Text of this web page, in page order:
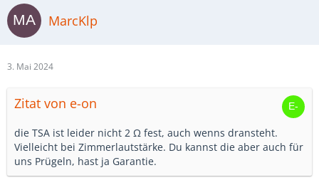
MarcKlp
3. Mai 2024
Zitat von e-on
die TSA ist leider nicht 2 Ω fest, auch wenns dransteht.
Vielleicht bei Zimmerlautstärke. Du kannst die aber auch für
uns Prügeln, hast ja Garantie.